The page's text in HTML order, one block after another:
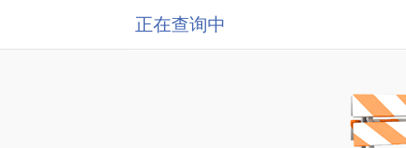
正在查询中